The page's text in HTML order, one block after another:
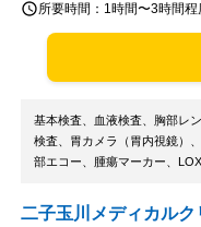
所要時間： 1時間〜3時間程
基本検査、血液検査、胸部レ
検査、胃カメラ（胃内視鏡）
部エコー、腫瘍マーカー、
二子玉川メディカルク